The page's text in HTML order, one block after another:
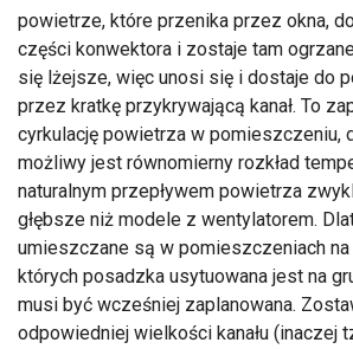
powietrze, które przenika przez okna,
części konwektora i zostaje tam
się lżejsze, więc unosi się i dostaje do
przez kratkę przykrywającą kanał. To
cyrkulację powietrza w pomieszczeniu,
możliwy jest równomierny rozkład
naturalnym przepływem powietrza
głębsze niż modele z wentylatorem.
umieszczane są w pomieszczeniach
których posadzka usytuowana jest na
musi być wcześniej zaplanowana.
odpowiedniej wielkości kanału (inaczej